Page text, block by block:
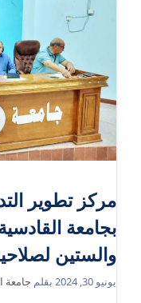
مركز تطوير
بجامعة
والستين
يونيو 30, 2024 بقلم جامعة